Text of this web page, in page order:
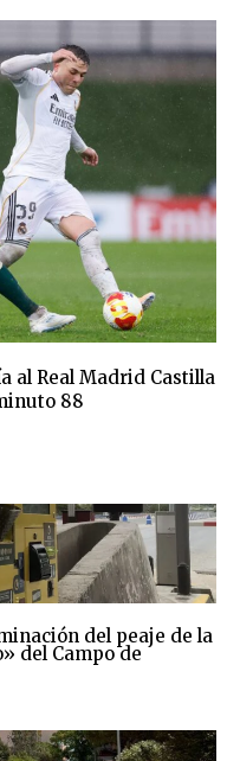
al Real Madrid Castilla
88
del peaje de la
del Campo de